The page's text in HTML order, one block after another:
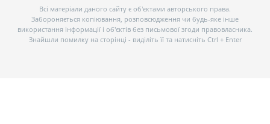
Всі матеріали даного сайту є об’єктами авторського права.
Забороняється копіювання, розповсюдження чи будь-яке інше
використання інформації і об’єктів без письмової згоди правовласника.
Знайшли помилку на сторінці - виділіть її та натисніть Ctrl + Enter